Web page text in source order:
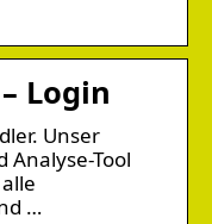
Login
Unser
Tool
…